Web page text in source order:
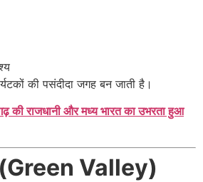
की पसंदीदा जगह बन जाती है।
की राजधानी और मध्य भारत का उभरता हुआ
(Green Valley)